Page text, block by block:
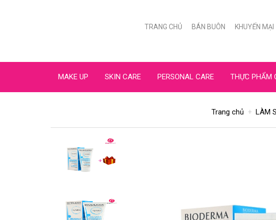
TRANG CHỦ BÁN BUÔN KHUYẾN MẠI
MAKE UP SKIN CARE PERSONAL CARE THỰC PHẨM
Trang chủ LÀM